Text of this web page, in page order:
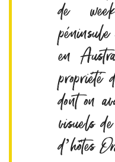
de
en
dont on
visuels
d’hôtes